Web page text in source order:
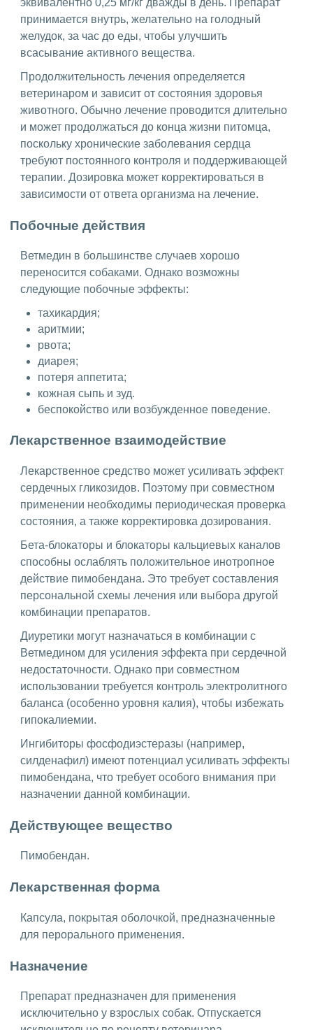
эквивалентно 0,25 мг/кг дважды в день. Препарат
принимается внутрь, желательно на голодный
желудок, за час до еды, чтобы улучшить
всасывание активного вещества.
Продолжительность лечения определяется
ветеринаром и зависит от состояния здоровья
животного. Обычно лечение проводится длительно
и может продолжаться до конца жизни питомца,
поскольку хронические заболевания сердца
требуют постоянного контроля и поддерживающей
терапии. Дозировка может корректироваться в
зависимости от ответа организма на лечение.
Побочные действия
Ветмедин в большинстве случаев хорошо
переносится собаками. Однако возможны
следующие побочные эффекты:
тахикардия;
аритмии;
рвота;
диарея;
потеря аппетита;
кожная сыпь и зуд.
беспокойство или возбужденное поведение.
Лекарственное взаимодействие
Лекарственное средство может усиливать эффект
сердечных гликозидов. Поэтому при совместном
применении необходимы периодическая проверка
состояния, а также корректировка дозирования.
Бета-блокаторы и блокаторы кальциевых каналов
способны ослаблять положительное инотропное
действие пимобендана. Это требует составления
персональной схемы лечения или выбора другой
комбинации препаратов.
Диуретики могут назначаться в комбинации с
Ветмедином для усиления эффекта при сердечной
недостаточности. Однако при совместном
использовании требуется контроль электролитного
баланса (особенно уровня калия), чтобы избежать
гипокалиемии.
Ингибиторы фосфодиэстеразы (например,
силденафил) имеют потенциал усиливать эффекты
пимобендана, что требует особого внимания при
назначении данной комбинации.
Действующее вещество
Пимобендан.
Лекарственная форма
Капсула, покрытая оболочкой, предназначенные
для перорального применения.
Назначение
Препарат предназначен для применения
исключительно у взрослых собак. Отпускается